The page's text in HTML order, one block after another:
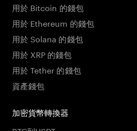
用於 Bitcoin 的錢包
用於 Ethereum 的錢包
用於 Solana 的錢包
用於 XRP 的錢包
用於 Tether 的錢包
資產錢包
加密貨幣轉換器